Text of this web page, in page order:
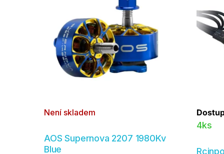
Není skladem
AOS Supernova 2207 1980Kv
Blue
4ks